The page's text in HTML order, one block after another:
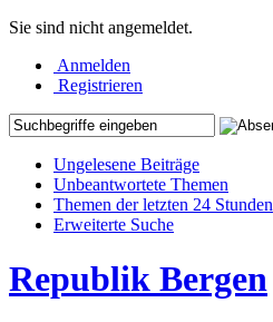
Sie sind nicht angemeldet.
Anmelden
Registrieren
Ungelesene Beiträge
Unbeantwortete Themen
Themen der letzten 24 Stunden
Erweiterte Suche
Republik Bergen